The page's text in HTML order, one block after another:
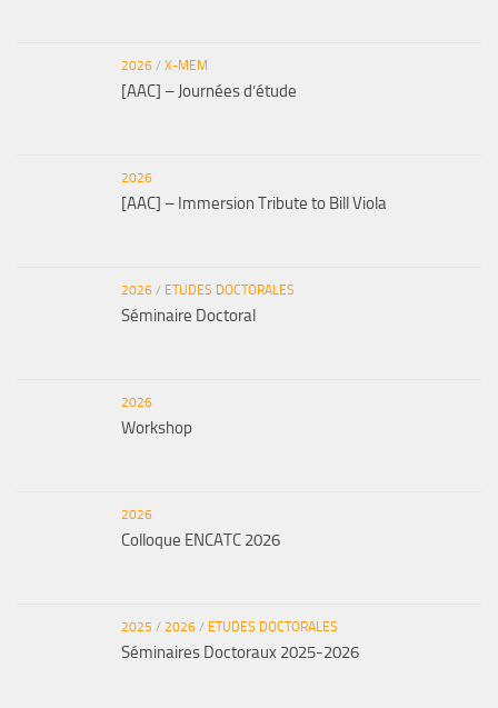
2026 / X-MEM
[AAC] – Journées d’étude
2026
[AAC] – Immersion Tribute to Bill Viola
2026 / ETUDES DOCTORALES
Séminaire Doctoral
2026
Workshop
2026
Colloque ENCATC 2026
2025 / 2026 / ETUDES DOCTORALES
Séminaires Doctoraux 2025-2026